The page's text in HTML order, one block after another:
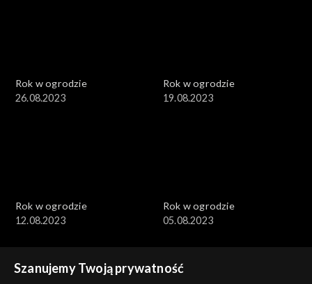
Rok w ogrodzie
26.08.2023
Rok w ogrodzie
19.08.2023
Rok w ogrodzie
12.08.2023
Rok w ogrodzie
05.08.2023
Szanujemy Twoją prywatność